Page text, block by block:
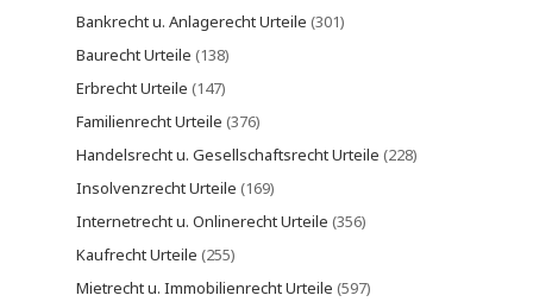
Bankrecht u. Anlagerecht Urteile (301)
Baurecht Urteile (138)
Erbrecht Urteile (147)
Familienrecht Urteile (376)
Handelsrecht u. Gesellschaftsrecht Urteile (228)
Insolvenzrecht Urteile (169)
Internetrecht u. Onlinerecht Urteile (356)
Kaufrecht Urteile (255)
Mietrecht u. Immobilienrecht Urteile (597)